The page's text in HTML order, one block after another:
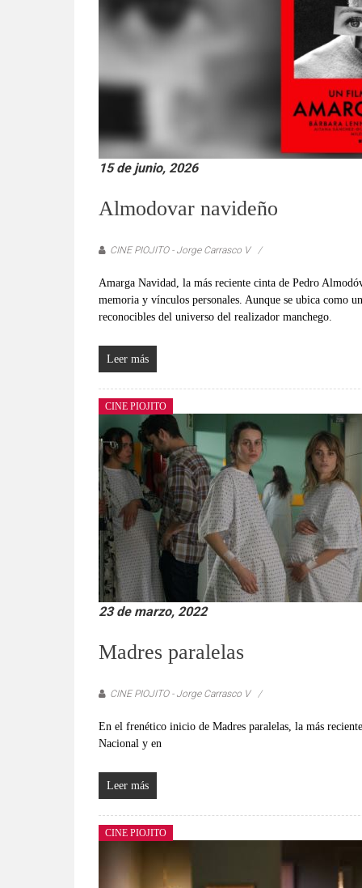
verificadas
así
análisis
serio
responsable
de
mismas.
15 de junio, 2026
Almodovar navideño
CINE PIOJITO - Jorge Carrasco V
Amarga Navidad, la más reciente cinta de Pedro
memoria y vínculos personales. Aunque se ubica como
reconocibles del universo del realizador manchego.
Leer más
CINE PIOJITO
23 de marzo, 2022
Madres paralelas
CINE PIOJITO - Jorge Carrasco V
En el frenético inicio de Madres paralelas, la más
Nacional y en
Leer más
CINE PIOJITO